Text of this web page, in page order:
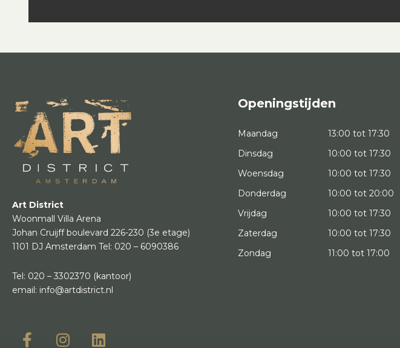
Art District
Woonmall Villa Arena
Johan Cruijff boulevard 226-230 (3e etage)
1101 DJ Amsterdam Tel: 020 – 6090386
Tel: 020 – 3302370 (kantoor)
email: info@artdistrict.nl
Openingstijden
Maandag
13:00 tot 17:30
Dinsdag
10:00 tot 17:30
Woensdag
10:00 tot 17:30
Donderdag
10:00 tot 20:00
Vrijdag
10:00 tot 17:30
Zaterdag
10:00 tot 17:30
Zondag
11:00 tot 17:00